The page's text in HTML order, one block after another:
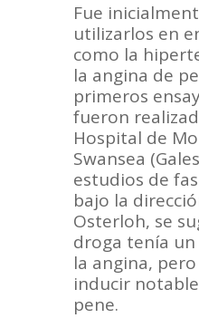
Fue
utilizarlos en
como la
la angina de
primeros
fueron
Hospital de
Swansea
estudios de
bajo la
Osterloh, se
droga tenía
la angina,
inducir
pene.